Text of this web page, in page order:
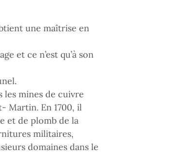
une maîtrise en
et ce n’est qu’à son
les mines de cuivre
Martin. En 1700, il
et de plomb de la
militaires,
domaines dans le